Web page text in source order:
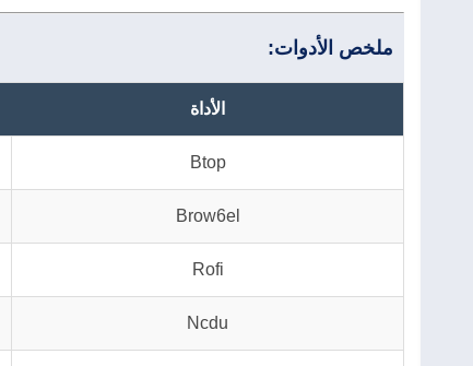
ملخص الأدوات:
الأداة
Btop
Brow6el
Rofi
Ncdu